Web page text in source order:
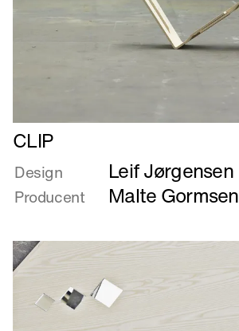
Læs
mere
om
CLIP
CLIP
Design Leif Jørgensen
Producent Malte Gormsen